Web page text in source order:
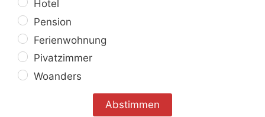
Hotel
Pension
Ferienwohnung
Pivatzimmer
Woanders